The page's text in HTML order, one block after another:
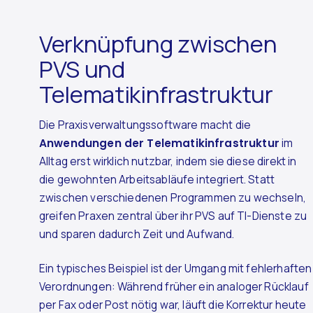
Verknüpfung zwischen
PVS und
Telematikinfrastruktur
Die Praxisverwaltungssoftware macht die
Anwendungen der Telematikinfrastrukturim
Alltag erst wirklich nutzbar, indem sie diese direkt in
die gewohnten Arbeitsabläufe integriert. Statt
zwischen verschiedenen Programmen zu wechseln,
greifen Praxen zentral über ihr PVS auf TI-Dienste zu
und sparen dadurch Zeit und Aufwand.
Ein typisches Beispiel ist der Umgang mit fehlerhaften
Verordnungen: Während früher ein analoger Rücklauf
per Fax oder Post nötig war, läuft die Korrektur heute